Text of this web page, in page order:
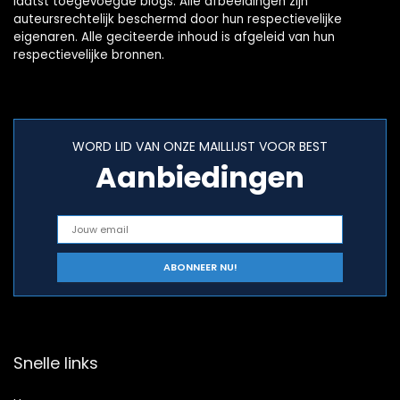
auteursrechtelijk beschermd door hun respectievelijke
eigenaren. Alle geciteerde inhoud is afgeleid van hun
respectievelijke bronnen.
WORD LID VAN ONZE MAILLIJST VOOR BEST
Aanbiedingen
Snelle links